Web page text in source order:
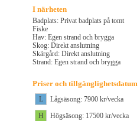
I närheten
Badplats: Privat badplats på tomt
Fiske
Hav: Egen strand och brygga
Skog: Direkt anslutning
Skärgård: Direkt anslutning
Strand: Egen strand och brygga
Priser och tillgänglighetsdatum
L
Lågsäsong: 7900 kr/vecka
H
Högsäsong: 17500 kr/vecka